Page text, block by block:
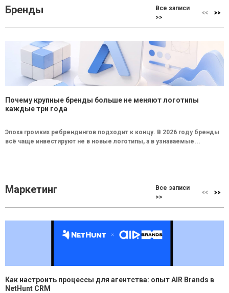
Бренды
Все записи
>>
Почему крупные бренды больше не меняют логотипы
каждые три года
Эпоха громких ребрендингов подходит к концу. В 2026 году бренды
всё чаще инвестируют не в новые логотипы, а в узнаваемые...
Маркетинг
Все записи
>>
Как настроить процессы для агентства: опыт AIR Brands в
NetHunt CRM